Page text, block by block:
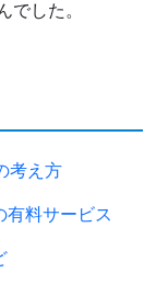
でした。
考え方
有料サービス